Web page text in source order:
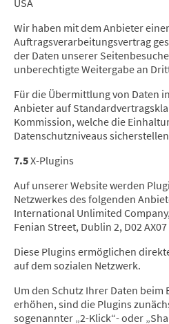
USA
Wir haben mit dem Anbieter
Auftragsverarbeitungsvertrag
der Daten unserer
unberechtigte Weitergabe an
Für die Übermittlung von Daten
Anbieter auf
Kommission, welche die
Datenschutzniveaus
7.5X-Plugins
Auf unserer Website werden
Netzwerkes des folgenden
International Unlimited
Fenian Street, Dublin 2, D02
Diese Plugins ermöglichen
auf dem sozialen Netzwerk.
Um den Schutz Ihrer Daten beim
erhöhen, sind die Plugins
sogenannter „2-Klick“- oder